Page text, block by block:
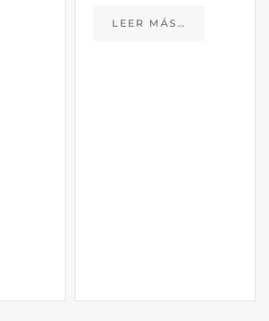
LEER MÁS…